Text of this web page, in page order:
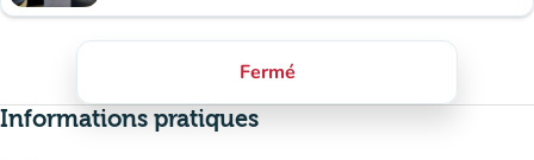
Fermé
Informations pratiques